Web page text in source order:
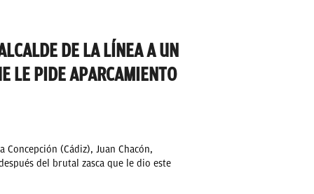
DE LA LÍNEA A UN
LE PIDE APARCAMIENTO
Concepción (Cádiz), Juan Chacón,
del brutal zasca que le dio este